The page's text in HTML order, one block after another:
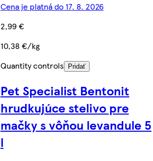
Cena je platná do 17. 8. 2026
2,99 €
10,38 €/kg
Quantity controls
Pridať
Pet Specialist Bentonit
hrudkujúce stelivo pre
mačky s vôňou levandule 5
l